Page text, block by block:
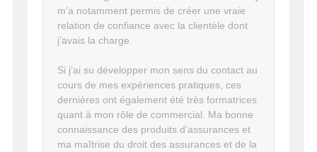
m’a notamment permis de créer une vraie
relation de confiance avec la clientèle dont
j’avais la charge.
Si j’ai su développer mon sens du contact au
cours de mes expériences pratiques, ces
dernières ont également été très formatrices
quant à mon rôle de commercial. Ma bonne
connaissance des produits d’assurances et
ma maîtrise du droit des assurances et de la